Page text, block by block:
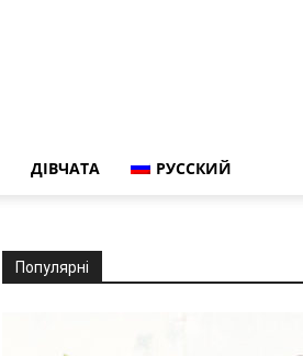
ДІВЧАТА РУССКИЙ
Популярні